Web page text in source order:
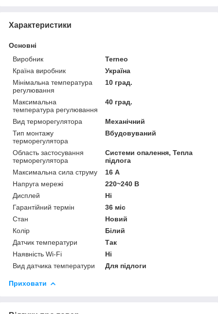
Характеристики
Основні
Виробник
Terneo
Країна виробник
Україна
Мінімальна температура
регулювання
10 град.
Максимальна
температура регулювання
40 град.
Вид терморегулятора
Механічний
Тип монтажу
терморегулятора
Вбудовуваний
Область застосування
терморегулятора
Системи опалення, Тепла
підлога
Максимальна сила струму
16 А
Напруга мережі
220~240 В
Дисплей
Ні
Гарантійний термін
36 міс
Стан
Новий
Колір
Білий
Датчик температури
Так
Наявність Wi-Fi
Ні
Вид датчика температури
Для підлоги
Приховати